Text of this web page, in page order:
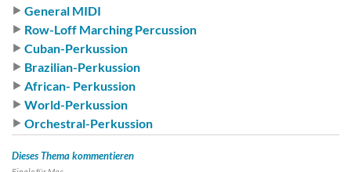
General MIDI
Row-Loff Marching Percussion
Cuban-Perkussion
Brazilian-Perkussion
African- Perkussion
World-Perkussion
Orchestral-Perkussion
Dieses Thema kommentieren